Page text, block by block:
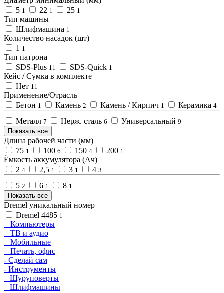
5 1 22 1 25 1
Тип машины
Шлифмашина 1
Количество насадок (шт)
1 1
Тип патрона
SDS-Plus 11 SDS-Quick 1
Кейс / Сумка в комплекте
Нет 11
Применение/Отрасль
Бетон 1 Камень 2 Камень / Кирпич 1 Керамика 4
Металл 7 Нерж. сталь 6 Универсальный 9
Показать все
Длина рабочей части (мм)
75 1 100 6 150 4 200 1
Ёмкость аккумулятора (Ач)
2 4 2,5 1 3 1 4 3
5 2 6 1 8 1
Показать все
Dremel уникальный номер
Dremel 4485 1
+ Компьютеры
+ ТВ и аудио
+ Мобильные
+ Печать, офис
- Сделай сам
- Инструменты
Шуруповерты
Шлифмашины